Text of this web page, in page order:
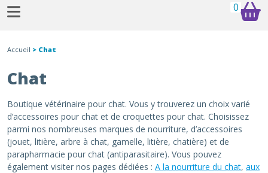
0
Accueil > Chat
Chat
Boutique vétérinaire pour chat. Vous y trouverez un choix varié
d’accessoires pour chat et de croquettes pour chat. Choisissez
parmi nos nombreuses marques de nourriture, d’accessoires
(jouet, litière, arbre à chat, gamelle, litière, chatière) et de
parapharmacie pour chat (antiparasitaire). Vous pouvez
également visiter nos pages dédiées : A la nourriture du chat, aux